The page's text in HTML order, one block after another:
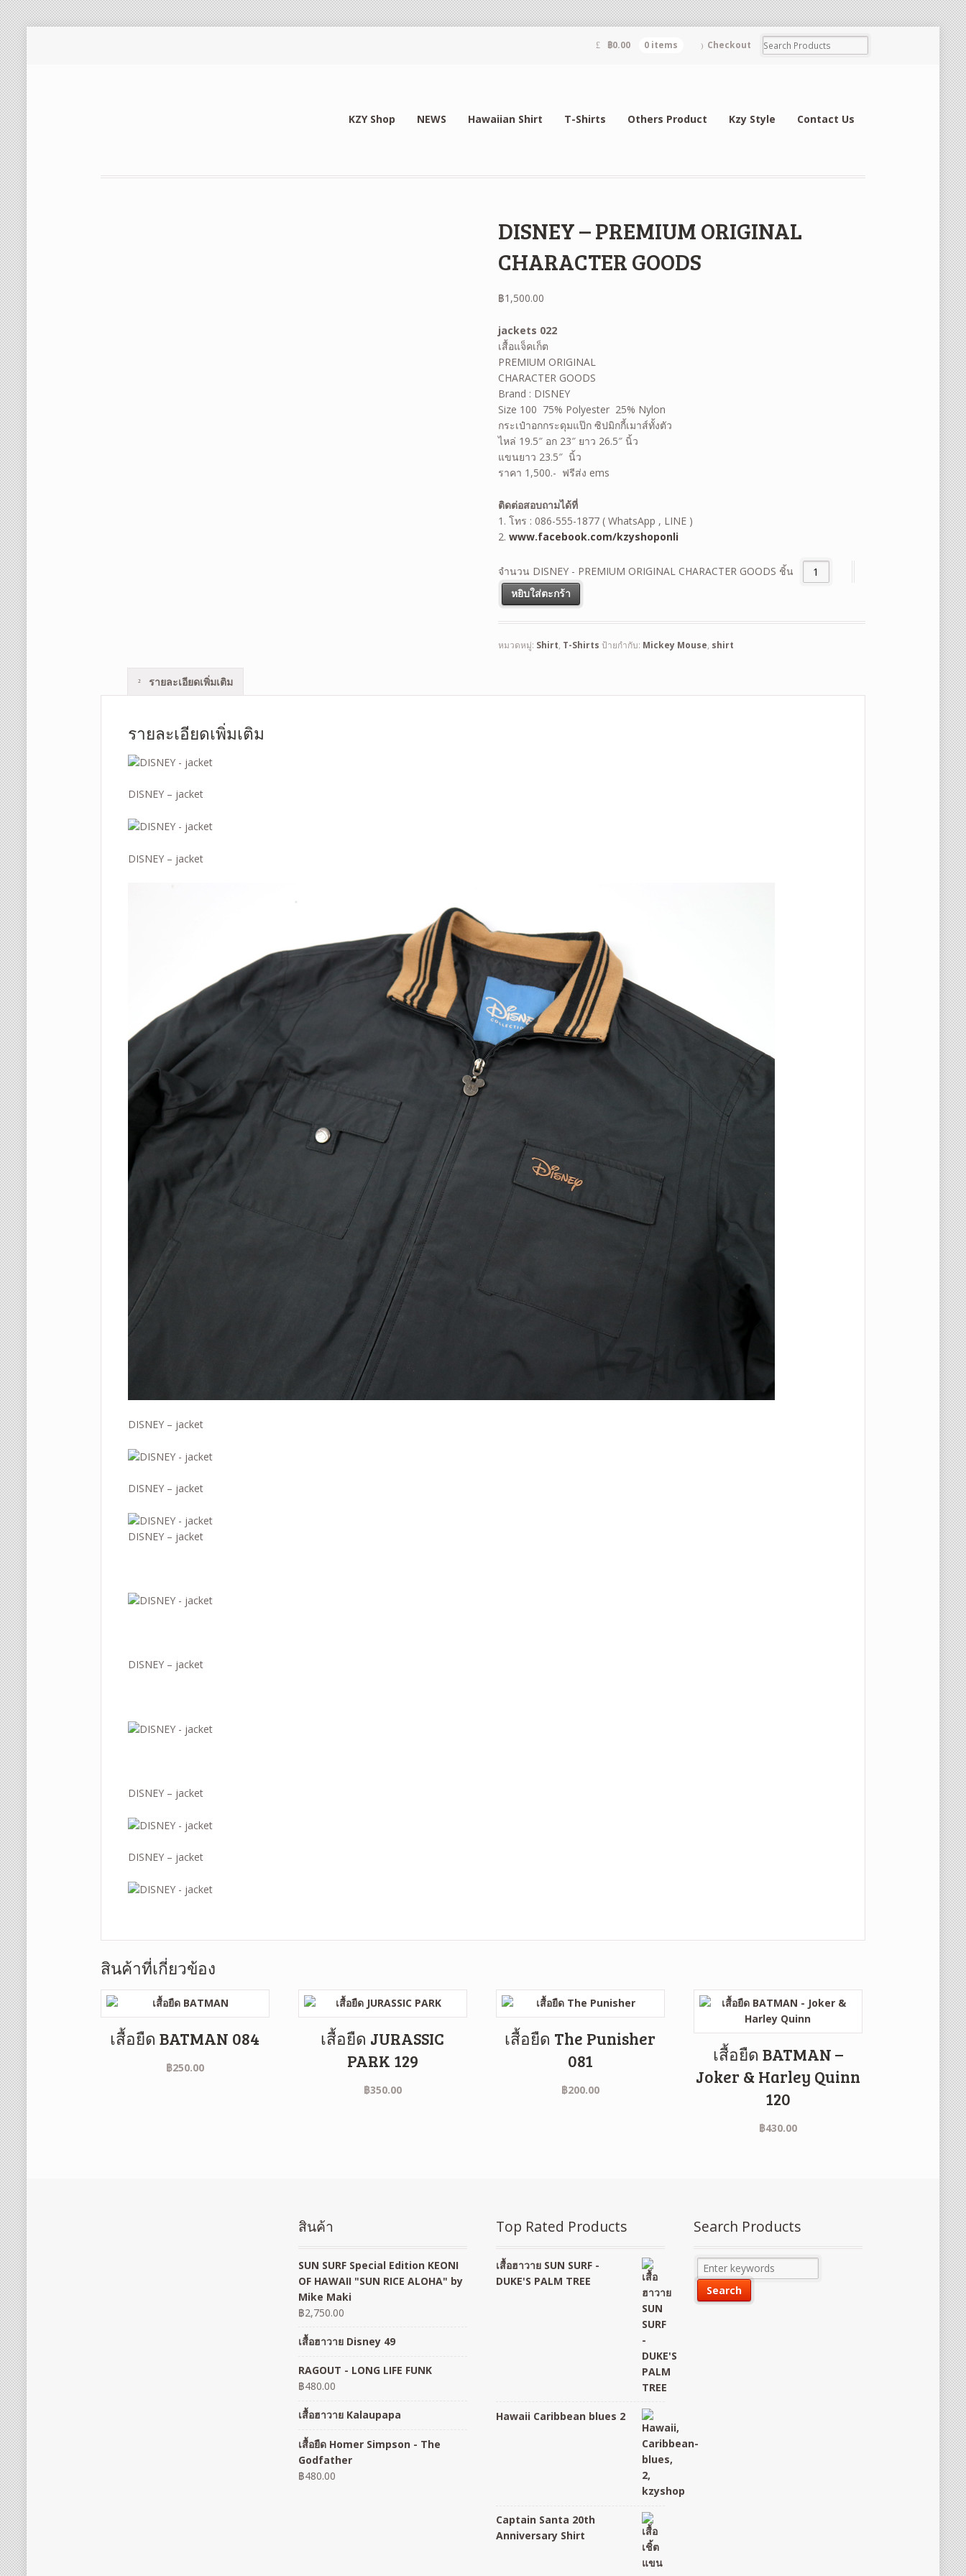
฿0.00 0 items Checkout
KZY Shop NEWS Hawaiian Shirt T-Shirts Others Product Kzy Style Contact Us
DISNEY – PREMIUM ORIGINAL
CHARACTER GOODS
฿1,500.00
jackets 022
เสื้อแจ็คเก็ต
PREMIUM ORIGINAL
CHARACTER GOODS
Brand : DISNEY
Size 100 75% Polyester 25% Nylon
กระเป๋าอกกระดุมแป๊ก ซิปมิกกี้เมาส์ทั้งตัว
ไหล่ 19.5″ อก 23″ ยาว 26.5″ นิ้ว
แขนยาว 23.5″ นิ้ว
ราคา 1,500.- ฟรีส่ง ems
ติดต่อสอบถามได้ที่
1. โทร : 086-555-1877 ( WhatsApp , LINE )
2.www.facebook.com/kzyshoponli
จำนวน DISNEY - PREMIUM ORIGINAL CHARACTER GOODS ชิ้น
หยิบใส่ตะกร้า
หมวดหมู่: Shirt, T-Shirts ป้ายกำกับ: Mickey Mouse, shirt
รายละเอียดเพิ่มเติม
รายละเอียดเพิ่มเติม
DISNEY – jacket
DISNEY – jacket
DISNEY – jacket
DISNEY – jacket
DISNEY – jacket
DISNEY – jacket
DISNEY – jacket
DISNEY – jacket
สินค้าที่เกี่ยวข้อง
เสื้อยืด BATMAN 084
฿250.00
เสื้อยืด JURASSIC
PARK 129
฿350.00
เสื้อยืด The Punisher
081
฿200.00
เสื้อยืด BATMAN –
Joker & Harley Quinn
120
฿430.00
สินค้า
SUN SURF Special Edition KEONI
OF HAWAII "SUN RICE ALOHA" by
Mike Maki
฿2,750.00
เสื้อฮาวาย Disney 49
RAGOUT - LONG LIFE FUNK
฿480.00
เสื้อฮาวาย Kalaupapa
เสื้อยืด Homer Simpson - The
Godfather
฿480.00
Top Rated Products
เสื้อฮาวาย SUN SURF -
DUKE'S PALM TREE
Hawaii Caribbean blues 2
Captain Santa 20th
Anniversary Shirt
Search Products